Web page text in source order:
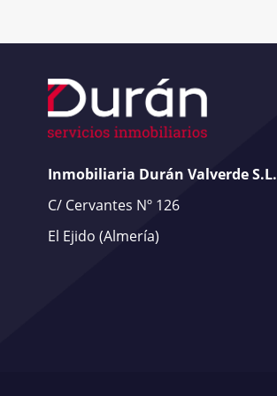
Inmobiliaria Durán Valverde S.L.
C/ Cervantes Nº 126
El Ejido (Almería)